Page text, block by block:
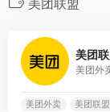
美团
美团外
美团外卖 美团联盟